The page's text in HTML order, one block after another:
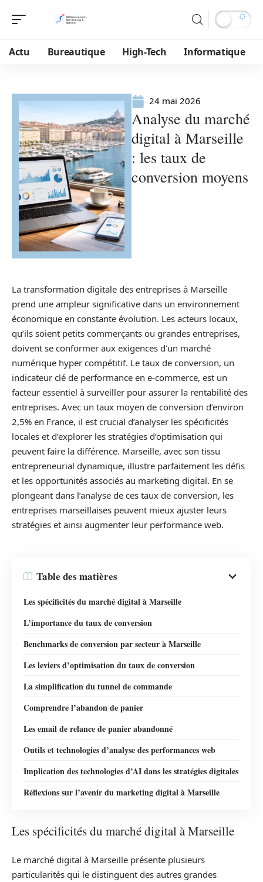
Actu Bureautique High-Tech Informatique
24 mai 2026
Analyse du marché
digital à Marseille
: les taux de
conversion moyens
La transformation digitale des entreprises à Marseille
prend une ampleur significative dans un environnement
économique en constante évolution. Les acteurs locaux,
qu’ils soient petits commerçants ou grandes entreprises,
doivent se conformer aux exigences d’un marché
numérique hyper compétitif. Le taux de conversion, un
indicateur clé de performance en e-commerce, est un
facteur essentiel à surveiller pour assurer la rentabilité des
entreprises. Avec un taux moyen de conversion d’environ
2,5% en France, il est crucial d’analyser les spécificités
locales et d’explorer les stratégies d’optimisation qui
peuvent faire la différence. Marseille, avec son tissu
entrepreneurial dynamique, illustre parfaitement les défis
et les opportunités associés au marketing digital. En se
plongeant dans l’analyse de ces taux de conversion, les
entreprises marseillaises peuvent mieux ajuster leurs
stratégies et ainsi augmenter leur performance web.
Table des matières
Les spécificités du marché digital à Marseille
L’importance du taux de conversion
Benchmarks de conversion par secteur à Marseille
Les leviers d’optimisation du taux de conversion
La simplification du tunnel de commande
Comprendre l’abandon de panier
Les email de relance de panier abandonné
Outils et technologies d’analyse des performances web
Implication des technologies d’AI dans les stratégies digitales
Réflexions sur l’avenir du marketing digital à Marseille
Les spécificités du marché digital à Marseille
Le marché digital à Marseille présente plusieurs
particularités qui le distinguent des autres grandes